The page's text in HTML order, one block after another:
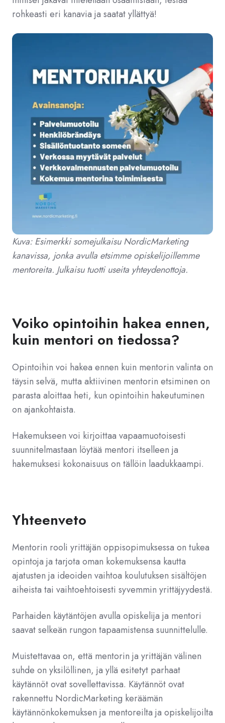
rohkeasti eri kanavia ja saatat yllättyä!
Kuva: Esimerkki somejulkaisu NordicMarketing
kanavissa, jonka avulla etsimme opiskelijoillemme
mentoreita. Julkaisu tuotti useita yhteydenottoja.
Voiko opintoihin hakea ennen,
kuin mentori on tiedossa?
Opintoihin voi hakea ennen kuin mentorin valinta on
täysin selvä, mutta aktiivinen mentorin etsiminen on
parasta aloittaa heti, kun opintoihin hakeutuminen
on ajankohtaista.
Hakemukseen voi kirjoittaa vapaamuotoisesti
suunnitelmastaan löytää mentori itselleen ja
hakemuksesi kokonaisuus on tällöin laadukkaampi.
Yhteenveto
Mentorin rooli yrittäjän oppisopimuksessa on tukea
opintoja ja tarjota oman kokemuksensa kautta
ajatusten ja ideoiden vaihtoa koulutuksen sisältöjen
aiheista tai vaihtoehtoisesti syvemmin yrittäjyydestä.
Parhaiden käytäntöjen avulla opiskelija ja mentori
saavat selkeän rungon tapaamistensa suunnittelulle.
Muistettavaa on, että mentorin ja yrittäjän välinen
suhde on yksilöllinen, ja yllä esitetyt parhaat
käytännöt ovat sovellettavissa. Käytännöt ovat
rakennettu NordicMarketing keräämän
käytännönkokemuksen ja mentoreilta ja opiskelijoilta